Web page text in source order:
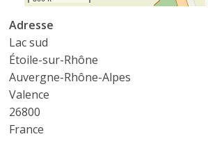
Adresse
Lac sud
Étoile-sur-Rhône
Auvergne-Rhône-Alpes
Valence
26800
France